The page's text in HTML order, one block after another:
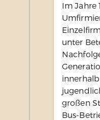
Im Jahre
unter
großen
Bus-